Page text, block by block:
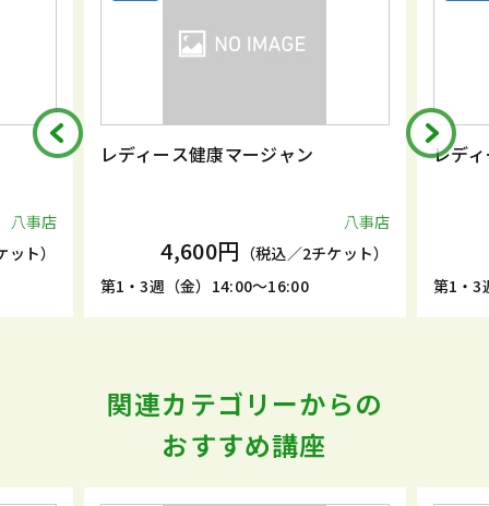
八事店
ト）
レディース健康マージャン
八事店
4,600円 （税込／2チケット）
第1・3週（金）14:00～16:00
レデ
第1・3
関連カテゴリーからの
おすすめ講座